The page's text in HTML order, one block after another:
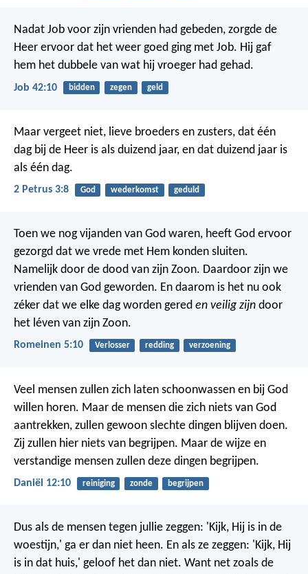
Nadat Job voor zijn vrienden had gebeden, zorgde de
Heer ervoor dat het weer goed ging met Job. Hij gaf
hem het dubbele van wat hij vroeger had gehad.
Job 42:10 bidden zegen geld
Maar vergeet niet, lieve broeders en zusters, dat één
dag bij de Heer is als duizend jaar, en dat duizend jaar is
als één dag.
2 Petrus 3:8 God wederkomst geduld
Toen we nog vijanden van God waren, heeft God ervoor
gezorgd dat we vrede met Hem konden sluiten.
Namelijk door de dood van zijn Zoon. Daardoor zijn we
vrienden van God geworden. En daarom is het nu ook
zéker dat we elke dag worden gered en veilig zijn door
het léven van zijn Zoon.
Romeinen 5:10 Verlosser redding verzoening
Veel mensen zullen zich laten schoonwassen en bij God
willen horen. Maar de mensen die zich niets van God
aantrekken, zullen gewoon slechte dingen blijven doen.
Zij zullen hier niets van begrijpen. Maar de wijze en
verstandige mensen zullen deze dingen begrijpen.
Daniël 12:10 reiniging zonde begrijpen
Dus als de mensen tegen jullie zeggen: 'Kijk, Hij is in de
woestijn,' ga er dan niet heen. En als ze zeggen: 'Kijk, Hij
is in dat huis,' geloof het dan niet. Want net zoals de